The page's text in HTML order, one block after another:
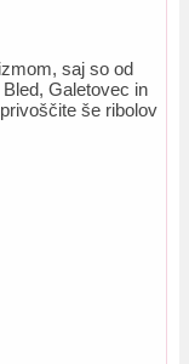
saj so od
Galetovec in
še ribolov